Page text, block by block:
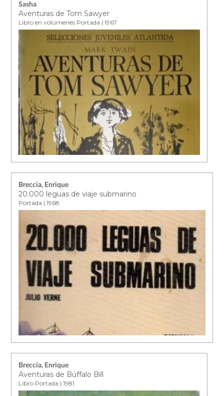
Sasha
Aventuras de Tom Sawyer
Libro en volúmenes Portada | 1967
Breccia, Enrique
20.000 leguas de viaje submarino
Portada | 1968
Breccia, Enrique
Aventuras de Búffalo Bill
Libro Portada | 1981